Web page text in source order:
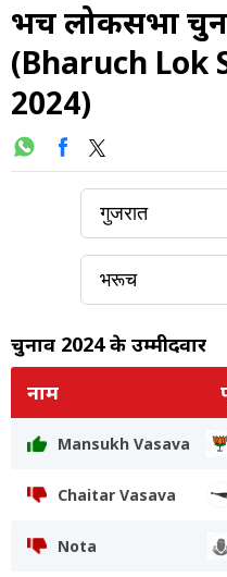
भरूच लोकसभा
(Bharuch Lok
2024)
चुनाव 2024 के उम्मीदवार
नाम
Mansukh Vasava
Chaitar Vasava
Nota